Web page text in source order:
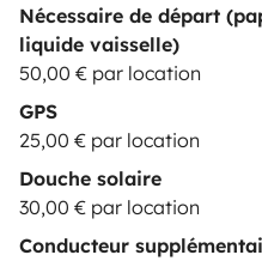
Nécessaire de départ
liquide vaisselle)
50,00 € par location
GPS
25,00 € par location
Douche solaire
30,00 € par location
Conducteur